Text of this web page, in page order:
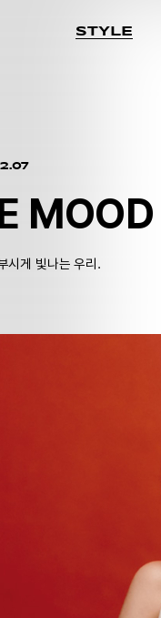
STYLE
시게 빛나는 우리.